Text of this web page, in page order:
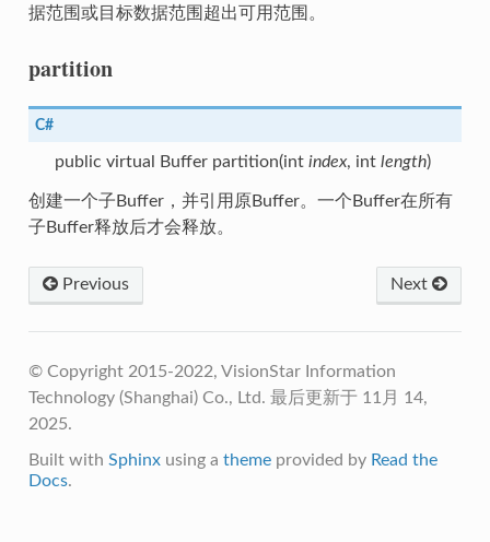
据范围或目标数据范围超出可用范围。
partition
C#
public virtual Buffer partition(int index, int length)
创建一个子Buffer，并引用原Buffer。一个Buffer在所有
子Buffer释放后才会释放。
Next
Previous
© Copyright 2015-2022, VisionStar Information
Technology (Shanghai) Co., Ltd. 最后更新于 11月 14,
2025.
Built with Sphinxusing a themeprovided by Read the
Docs.